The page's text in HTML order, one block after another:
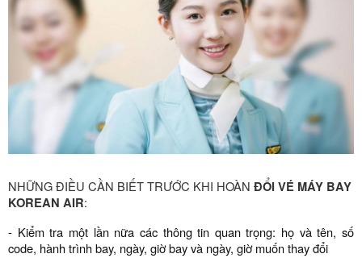
NHỮNG ĐIỀU CẦN BIẾT TRƯỚC KHI HOÀN ĐỔI VÉ MÁY BAY
KOREAN AIR:
- Kiểm tra một lần nữa các thông tin quan trọng: họ và tên, số
code, hành trình bay, ngày, giờ bay và ngày, giờ muốn thay đổi